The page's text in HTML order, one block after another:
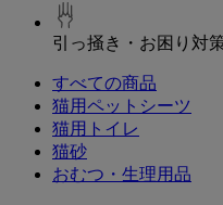
引っ掻き・お困り対
すべての商品
猫用ペットシーツ
猫用トイレ
猫砂
おむつ・生理用品